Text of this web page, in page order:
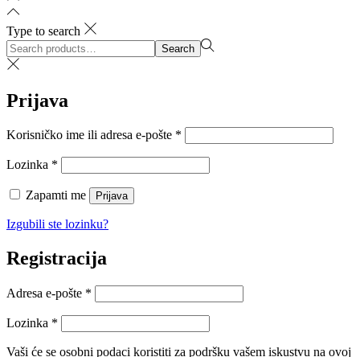
Type to search
Search
for:>
Search
Prijava
Korisničko ime ili adresa e-pošte *
Lozinka *
Zapamti me Prijava
Izgubili ste lozinku?
Registracija
Adresa e-pošte *
Lozinka *
Vaši će se osobni podaci koristiti za podršku vašem iskustvu na ovoj